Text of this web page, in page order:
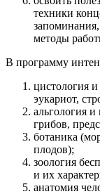
техники
методы
В программу
цистология
эукариот,
альгология
грибов,
ботаника
плодов);
зоология
и их
анатомия